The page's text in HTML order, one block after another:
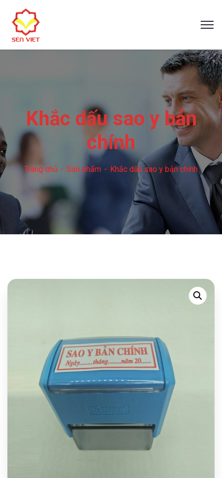
Khắc dấu sao y bản
chính
Trang chủ Sản phẩm Khắc dấu sao y bản chính